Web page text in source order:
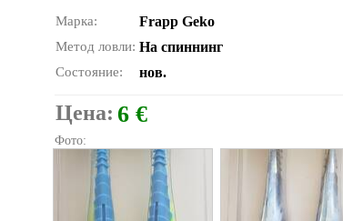
Марка: Frapp Geko
Метод ловли: На спиннинг
Состояние: нов.
Цена: 6 €
Фото: